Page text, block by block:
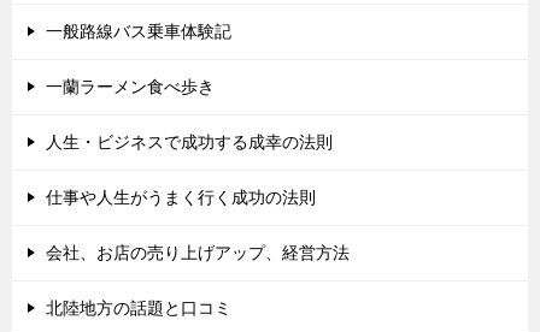
一般路線バス乗車体験記
一蘭ラーメン食べ歩き
人生・ビジネスで成功する成幸の法則
仕事や人生がうまく行く成功の法則
会社、お店の売り上げアップ、経営方法
北陸地方の話題と口コミ